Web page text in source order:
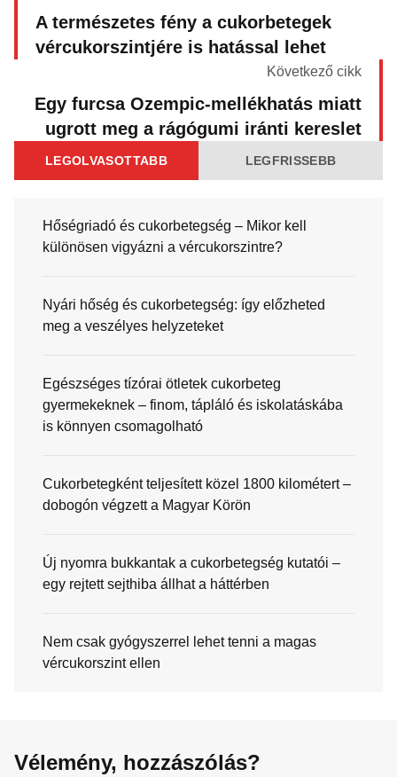
A természetes fény a cukorbetegek
vércukorszintjére is hatással lehet
Következő cikk
Egy furcsa Ozempic-mellékhatás miatt
ugrott meg a rágógumi iránti kereslet
LEGOLVASOTTABB LEGFRISSEBB
Hőségriadó és cukorbetegség – Mikor kell
különösen vigyázni a vércukorszintre?
Nyári hőség és cukorbetegség: így előzheted
meg a veszélyes helyzeteket
Egészséges tízórai ötletek cukorbeteg
gyermekeknek – finom, tápláló és iskolatáskába
is könnyen csomagolható
Cukorbetegként teljesített közel 1800 kilométert –
dobogón végzett a Magyar Körön
Új nyomra bukkantak a cukorbetegség kutatói –
egy rejtett sejthiba állhat a háttérben
Nem csak gyógyszerrel lehet tenni a magas
vércukorszint ellen
Vélemény, hozzászólás?